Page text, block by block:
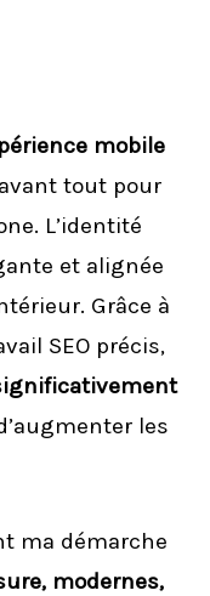
mobile
tout pour
L’identité
et alignée
Grâce à
SEO précis,
les
ma démarche
modernes,